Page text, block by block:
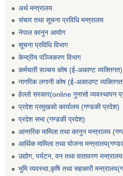
अर्थ मन्त्रालय
संचार तथा सूचना प्रविधि मन्त्रालय
नेपाल कानुन आयोग
सूचना प्रविधि विभाग
केन्द्रीय पञ्जिकरण विभाग
कर्मचारी सञ्‍चय कोष (ई‍-अकाण्ट व्यक्तिगत)
नागरिक लगानी कोष (ई-अकाउण्ट
हेल्लो सरकार(online गुनासो व्यवस्थापन
प्रदेश प्रमुखको कार्यालय (गण्डकी प्रदेश)
प्रदेश सभा (गण्डकी प्रदेश)
आन्तरिक मामिला तथा कानुन मन्त्रालय
आर्थिक मामिला तथा योजना
उद्योग, पर्यटन, वन तथा वातावरण
भुमि व्यवस्था,कृषि तथा सहकारी